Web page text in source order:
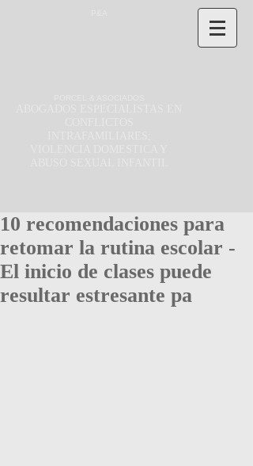
10 recomendaciones para
retomar la rutina escolar -
El inicio de clases puede
resultar estresante pa